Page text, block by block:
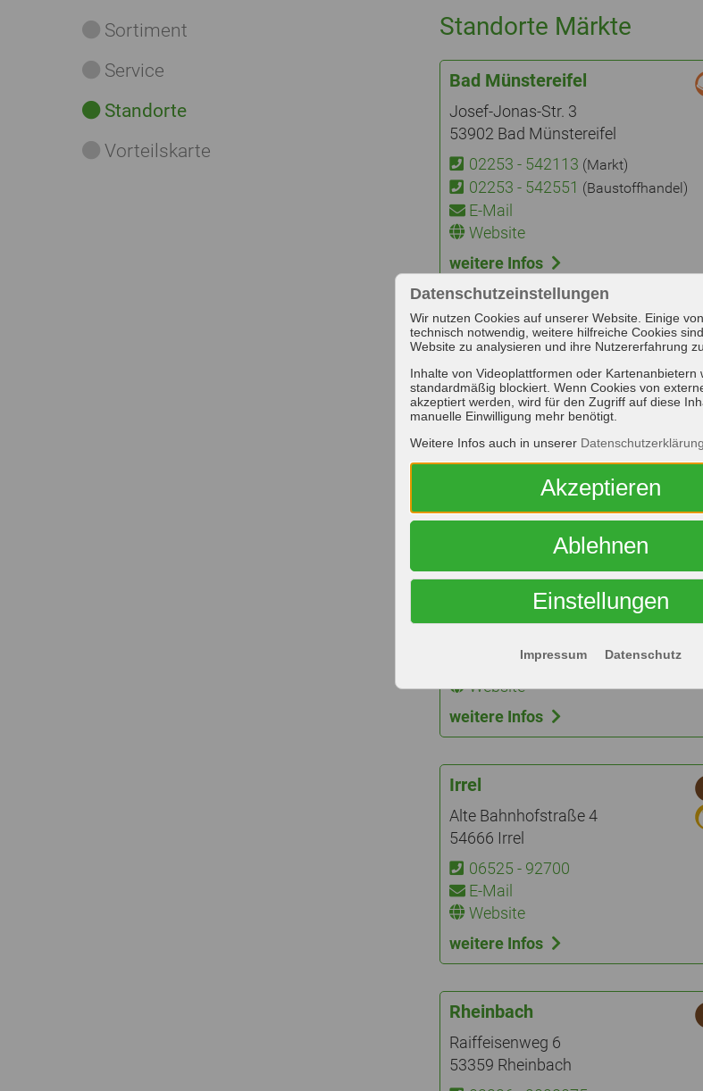
Sortiment
Service
Standorte
Vorteilskarte
Standorte Märkte
Bad Münstereifel
Josef-Jonas-Str. 3
53902 Bad Münstereifel
02253 - 542113 (Markt)
02253 - 542551 (Baustoffhandel)
E-Mail
Website
weitere Infos
Badem
54657 Badem
06563 - 9676-0
E-Mail
weitere Infos
Euskirchen Stotzheim
Im Mühlenfeld 22-28
53881 Euskirchen
Website
weitere Infos
Irrel
Alte Bahnhofstraße 4
54666 Irrel
06525 - 92700
E-Mail
Website
weitere Infos
Rheinbach
Raiffeisenweg 6
53359 Rheinbach
Datenschutzeinstellungen
Wir nutzen Cookies auf unserer Website. Einige
technisch notwendig, weitere hilfreiche Cookies
Website zu analysieren und ihre Nutzererfahrung
Inhalte von Videoplattformen oder Kartenanbietern
standardmäßig blockiert. Wenn Cookies von
akzeptiert werden, wird für den Zugriff auf diese
manuelle Einwilligung mehr benötigt.
Weitere Infos auch in unserer Datenschutzerklärung
Akzeptieren
Ablehnen
Einstellungen
Impressum Datenschutz